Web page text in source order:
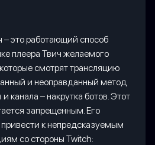
– это работающий способ
плеера Твич желаемого
смотрят трансляцию
и неоправданный метод
канала – накрутка ботов. Этот
запрещенным. Его
к непредсказуемым
со стороны Twitch: